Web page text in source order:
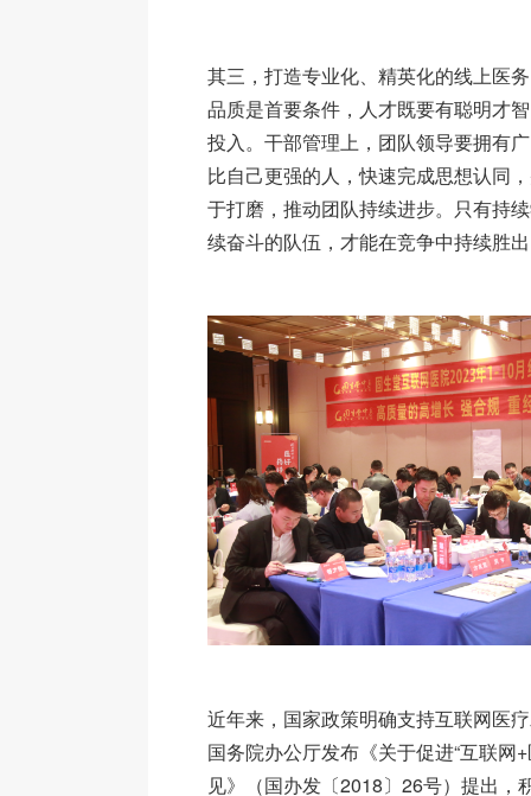
其三，打造专业化、精英化的线上医
品质是首要条件，人才既要有聪明才
投入。干部管理上，团队领导要拥有
比自己更强的人，快速完成思想认同
于打磨，推动团队持续进步。只有持
续奋斗的队伍，才能在竞争中持续胜
近年来，国家政策明确支持互联网医
国务院办公厅发布《关于促进“互联网
见》（国办发〔2018〕26号）提出，